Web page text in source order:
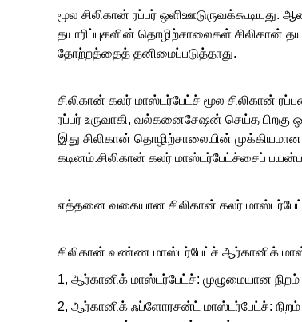
மூல சிலிகான் ரப்பர் ஒளிஊடுருவக்கூடியது.
தயாரிப்புகளின் தொழிற்சாலைகள் சிலிகான்
தோற்றத்தைத் தனிமைப்படுத்தாது.
சிலிகான் கலர் மாஸ்டர்பேட்ச் மூல சிலிகான்
ரப்பர் உருவாகி, வல்கனைசேஷன் செய்த பிறகு
இது சிலிகான் தொழிற்சாலையின்
கடினம்.சிலிகான் கலர் மாஸ்டர்பேட்ச்சைப்
எத்தனை வகையான சிலிகான் கலர்
சிலிகான் வண்ண மாஸ்டர்பேட்ச் ஆர்கானிக்
1, ஆர்கானிக் மாஸ்டர்பேட்ச்: முழுமையான
2, ஆர்கானிக் ஃப்ளோரசன்ட் மாஸ்டர்பேட்ச்: நிறம்